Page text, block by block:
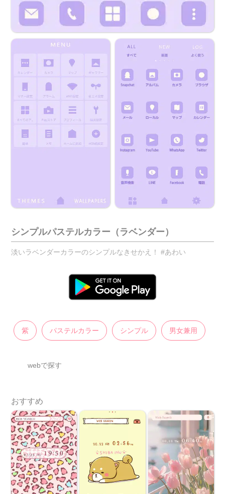
シンプルパステルカラー（ラベンダー）
淡いラベンダーカラーのシンプルなきせかえ！ #あわい
紫 パステルカラー シンプル 男女兼用
webで探す
おすすめ